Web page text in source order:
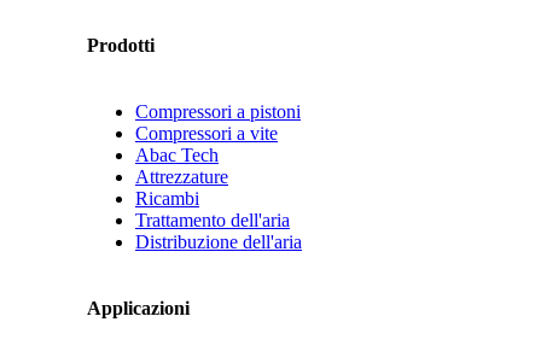
Prodotti
Compressori a pistoni
Compressori a vite
Abac Tech
Attrezzature
Ricambi
Trattamento dell'aria
Distribuzione dell'aria
Applicazioni